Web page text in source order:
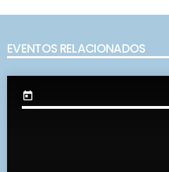
EVENTOS RELACIONADOS
today